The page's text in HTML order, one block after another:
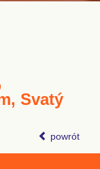
Svatý
powrót